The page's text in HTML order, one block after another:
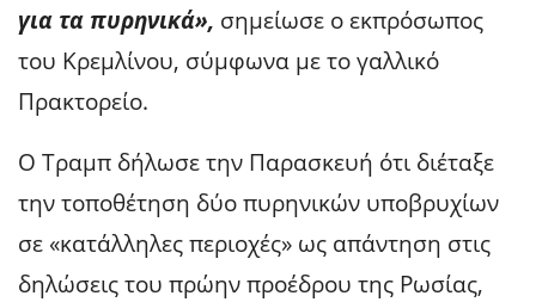
για τα πυρηνικά», σημείωσε ο εκπρόσωπος
του Κρεμλίνου, σύμφωνα με το γαλλικό
Πρακτορείο.
Ο Τραμπ δήλωσε την Παρασκευή ότι διέταξε
την τοποθέτηση δύο πυρηνικών υποβρυχίων
σε «κατάλληλες περιοχές» ως απάντηση στις
δηλώσεις του πρώην προέδρου της Ρωσίας,